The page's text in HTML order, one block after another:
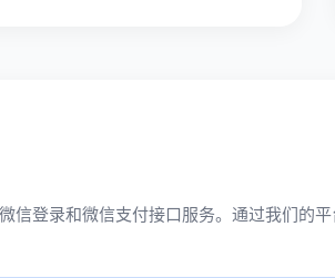
信登录和微信支付接口服务。通过我们的